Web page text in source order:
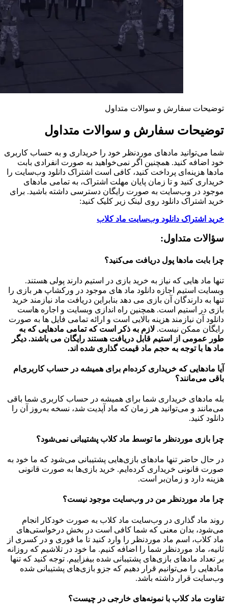
توضیحات سفارش و سوالات متداول
توضیحات سفارش و سوالات متداول
شما می‌توانید مادهای موردنظر خود را خریداری و به حساب کاربری
خود اضافه کنید. همچنین اگر نمی‌خواهید به صورت انفرادی بابت
مادها هزینه‌ای پرداخت کنید، کافی است اشتراک دانلود وب‌سایت را
خریداری کنید و تا زمان پایان مهلت اشتراک، به تمامی مادهای
موجود در وب‌سایت به صورت رایگان دسترسی داشته باشید. برای
خرید اشتراک دانلود روی لینک زیر کلیک کنید:
خرید اشتراک دانلود وب‌سایت ماد کلاب
سؤالات متداول:
چرا بابت مادها پول دریافت می‌کنید؟
تنها ماد هایی که نیاز به خرید بازی در استیم دارند پولی هستند.
وبسایت استیم اجازه دانلود ماد های موجود در ورکشاپ هر بازی را
تنها به دارندگان آن بازی می دهد بنابراین دریافت ماد نیازمند خرید
بازی در استیم است. همچنین راه اندازی وبسایت و اجاره هاست
دانلود آن نیازمند هزینه بالایی است و ارائه تمامی فایل ها به صورت
رایگان ممکن نیست. لازم به ذکر است که تمامی مادهایی که به
طور عمومی از استیم قابل دریافت هستند رایگان می باشند. دیگر
ماد ها با توجه به حجم ماد قیمت گذاری شده اند.
آیا مادهایی که خریداری کرده‌ام برای همیشه در حساب‌ کاربری‌ام
باقی می‌مانند؟
بله مادهای خریداری شما برای همیشه در حساب کاربری شما باقی
می‌مانند و می‌توانید هر زمان که ماد آپدیت شد، نسخه به‌روز آن را
دانلود کنید.
چرا بازی موردنظر ما توسط ماد کلاب پشتیبانی نمی‌شود؟
در حال حاضر تنها مادهای بازی‌هایی پشتیبانی می‌شود که ما خود به
صورت قانونی خریداری کرده‌ایم. خرید بازی‌ها به صورت قانونی
هزینه دارد و زمان‌بر است.
چرا ماد موردنظر من در وب‌سایت موجود نیست؟
روند ماد گذاری در وب‌سایت ماد کلاب به صورت خودکار انجام
می‌شود، بدان معنی که شما کافی است در بخش درخواستی‌های
ماد کلاب، اسم ماد موردنظر را وارد کنید تا ما فوری و در کسری از
ثانیه، ماد موردنظر شما را اضافه کنیم. ما خود در تلاشیم که روزانه
بر تعداد مادهای بازی‌های پشتیبانی شده بیفزاییم. توجه کنید که تنها
مادهایی را می‌توانیم قرار دهیم که جزو بازی‌های پشتیبانی شده
وب‌سایت قرار داشته باشد.
تفاوت ماد کلاب با نمونه‌های خارجی در چیست؟